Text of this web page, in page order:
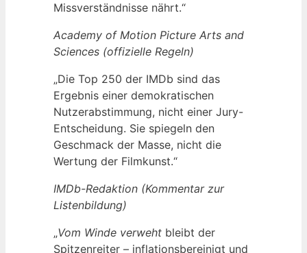
Missverständnisse nährt.“
Academy of Motion Picture Arts and
Sciences (offizielle Regeln)
„Die Top 250 der IMDb sind das
Ergebnis einer demokratischen
Nutzerabstimmung, nicht einer Jury-
Entscheidung. Sie spiegeln den
Geschmack der Masse, nicht die
Wertung der Filmkunst.“
IMDb-Redaktion (Kommentar zur
Listenbildung)
„Vom Winde verweht bleibt der
Spitzenreiter – inflationsbereinigt und